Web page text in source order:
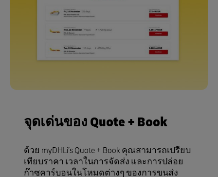
จุดเด่นของ Quote + Book
ด้วย myDHLi’s Quote + Book คุณสามารถเปรียบ
เทียบราคา เวลาในการจัดส่ง และการปล่อย
ก๊าซคาร์บอนในโหมดต่างๆ ของการขนส่ง